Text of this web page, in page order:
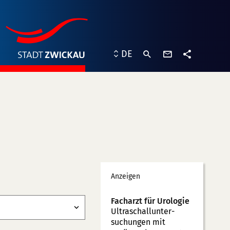
DE
Werbung
Anzeigen
Facharzt für Urologie
Ultraschallunter­
suchungen mit